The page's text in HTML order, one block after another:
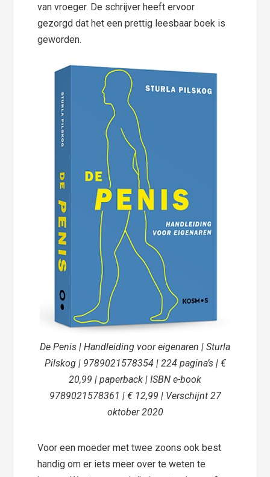
van vroeger. De schrijver heeft ervoor
gezorgd dat het een prettig leesbaar boek is
geworden.
De Penis | Handleiding voor eigenaren | Sturla
Pilskog | 9789021578354 | 224 pagina’s | €
20,99 | paperback | ISBN e-book
9789021578361 | € 12,99 | Verschijnt 27
oktober 2020
Voor een moeder met twee zoons ook best
handig om er iets meer over te weten te